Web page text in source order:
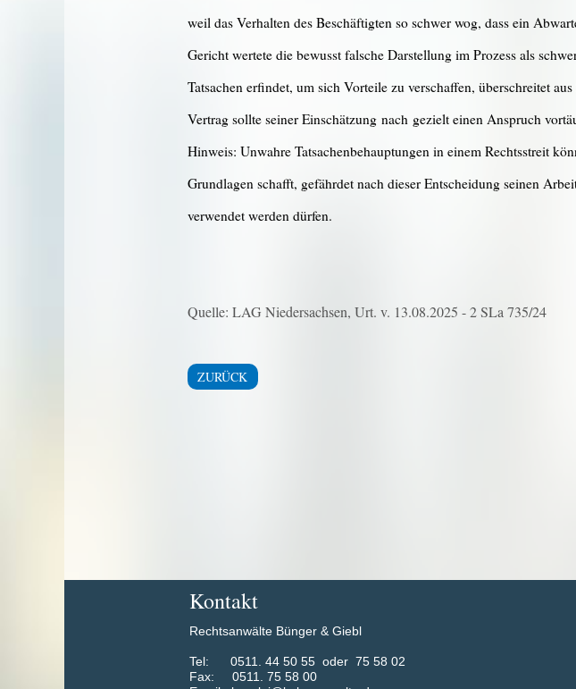
weil das Verhalten des Beschäftigten so schwer wog, dass ein
Gericht wertete die bewusst falsche Darstellung im Prozess als
Tatsachen erfindet, um sich Vorteile zu verschaffen, überschreitet
Vertrag sollte seiner Einschätzung nach gezielt einen Anspruch
Hinweis: Unwahre Tatsachenbehauptungen in einem Rechtsstreit
Grundlagen schafft, gefährdet nach dieser Entscheidung seinen
verwendet werden dürfen.
Quelle: LAG Niedersachsen, Urt. v. 13.08.2025 - 2 SLa 735/24
ZURÜCK
Kontakt
Rechtsanwälte Bünger & Giebl
​Tel: 0511. 44 50 55 oder 75 58 02
Fax: 0511. 75 58 00